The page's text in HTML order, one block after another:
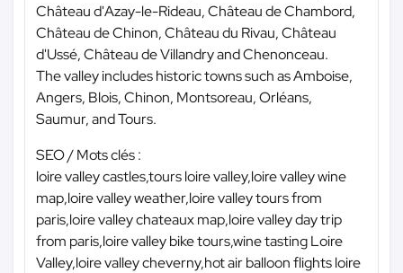
Château d'Azay-le-Rideau, Château de Chambord,
Château de Chinon, Château du Rivau, Château
d'Ussé, Château de Villandry and Chenonceau.
The valley includes historic towns such as Amboise,
Angers, Blois, Chinon, Montsoreau, Orléans,
Saumur, and Tours.
SEO / Mots clés :
loire valley castles,tours loire valley,loire valley wine
map,loire valley weather,loire valley tours from
paris,loire valley chateaux map,loire valley day trip
from paris,loire valley bike tours,wine tasting Loire
Valley,loire valley cheverny,hot air balloon flights loire